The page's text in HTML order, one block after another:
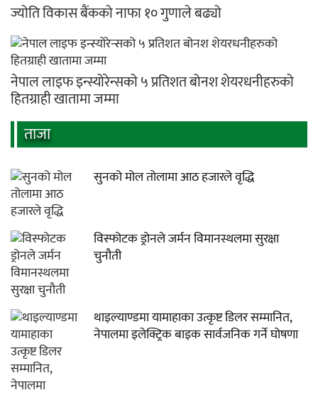
ज्योति विकास बैंकको नाफा १० गुणाले बढ्यो
नेपाल लाइफ इन्स्योरेन्सको ५ प्रतिशत बोनश शेयरधनीहरुको
हितग्राही खातामा जम्मा
ताजा
सुनको मोल तोलामा आठ हजारले वृद्धि
विस्फोटक ड्रोनले जर्मन विमानस्थलमा सुरक्षा
चुनौती
थाइल्याण्डमा यामाहाका उत्कृष्ट डिलर सम्मानित,
नेपालमा इलेक्ट्रिक बाइक सार्वजनिक गर्ने घोषणा